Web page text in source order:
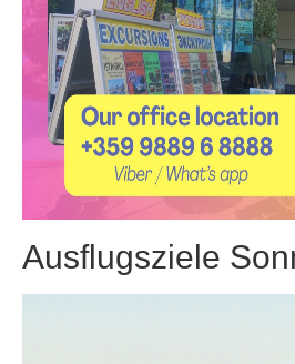
Ausflugsziele